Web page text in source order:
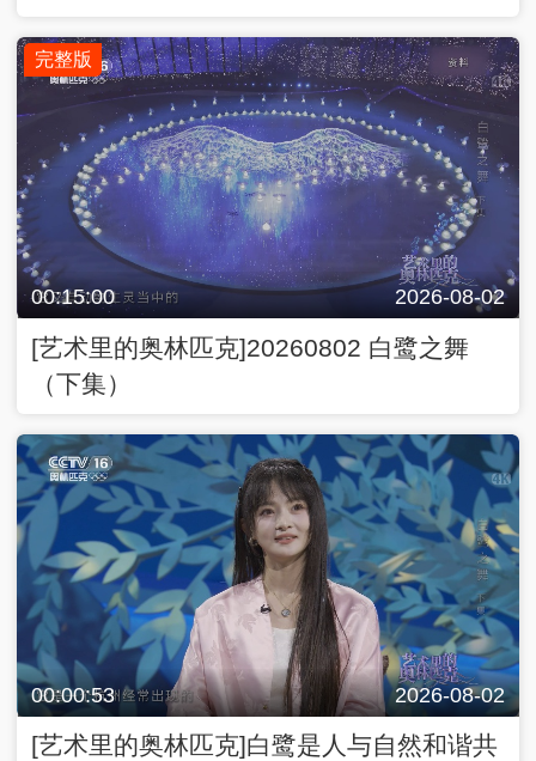
完整版
00:15:00 2026-08-02
[艺术里的奥林匹克]20260802 白鹭之舞
（下集）
00:00:53 2026-08-02
[艺术里的奥林匹克]白鹭是人与自然和谐共